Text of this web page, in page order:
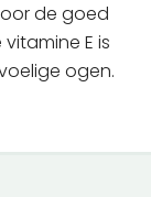
de goed
E is
ogen.